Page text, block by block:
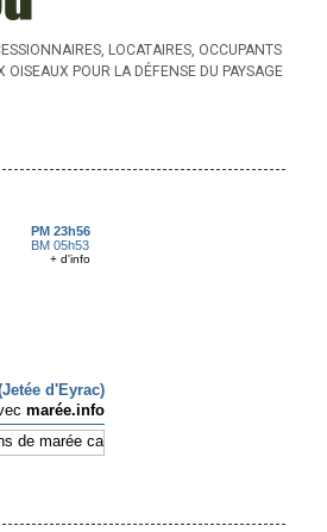
LOCATAIRES, OCCUPANTS
OISEAUX POUR LA DÉFENSE DU PAYSAGE